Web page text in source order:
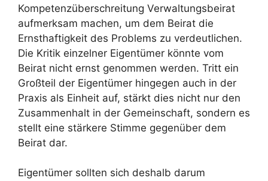
Kompetenzüberschreitung Verwaltungsbeirat
aufmerksam machen, um dem Beirat die
Ernsthaftigkeit des Problems zu verdeutlichen.
Die Kritik einzelner Eigentümer könnte vom
Beirat nicht ernst genommen werden. Tritt ein
Großteil der Eigentümer hingegen auch in der
Praxis als Einheit auf, stärkt dies nicht nur den
Zusammenhalt in der Gemeinschaft, sondern es
stellt eine stärkere Stimme gegenüber dem
Beirat dar.
Eigentümer sollten sich deshalb darum